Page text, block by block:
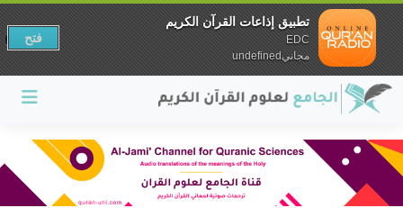
تطبيق إذاعات القرآن الكريم
EDC
مجانيundefined
فتح